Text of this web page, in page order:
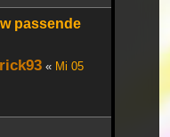
passende
« Mi 05